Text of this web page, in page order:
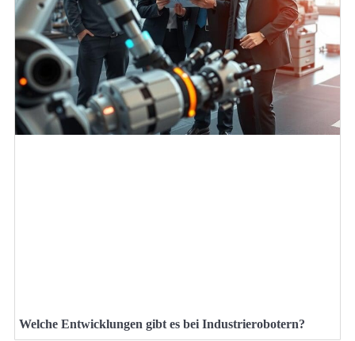
Welche Entwicklungen gibt es bei Industrierobotern?